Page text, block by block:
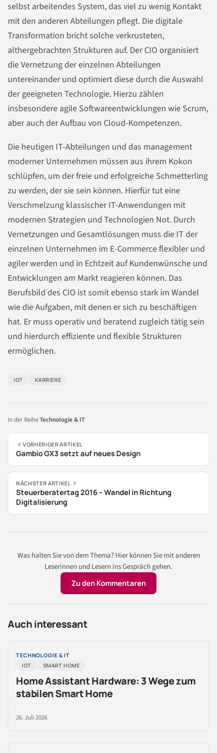
selbst arbeitendes System, das viel zu wenig Kontakt
mit den anderen Abteilungen pflegt. Die digitale
Transformation bricht solche verkrusteten,
althergebrachten Strukturen auf. Der CIO organisiert
die Vernetzung der einzelnen Abteilungen
untereinander und optimiert diese durch die Auswahl
der geeigneten Technologie. Hierzu zählen
insbesondere agile Softwareentwicklungen wie Scrum,
aber auch der Aufbau von Cloud-Kompetenzen.
Die heutigen IT-Abteilungen und das management
moderner Unternehmen müssen aus ihrem Kokon
schlüpfen, um der freie und erfolgreiche Schmetterling
zu werden, der sie sein können. Hierfür tut eine
Verschmelzung klassischer IT-Anwendungen mit
modernen Strategien und Technologien Not. Durch
Vernetzungen und Gesamtlösungen muss die IT der
einzelnen Unternehmen im E-Commerce flexibler und
agiler werden und in Echtzeit auf Kundenwünsche und
Entwicklungen am Markt reagieren können. Das
Berufsbild des CIO ist somit ebenso stark im Wandel
wie die Aufgaben, mit denen er sich zu beschäftigen
hat. Er muss operativ und beratend zugleich tätig sein
und hierdurch effiziente und flexible Strukturen
ermöglichen.
IOT KARRIERE
In der ReiheTechnologie & IT
VORHERIGER ARTIKEL
Gambio GX3 setzt auf neues Design
NÄCHSTER ARTIKEL
Steuerberatertag 2016 – Wandel in Richtung
Digitalisierung
Was halten Sie von dem Thema? Hier können Sie mit anderen
Leserinnen und Lesern ins Gespräch gehen.
Zu den Kommentaren
Auch interessant
TECHNOLOGIE & IT
IOT
SMART HOME
Home Assistant Hardware: 3 Wege zum
stabilen Smart Home
26. Juli 2026